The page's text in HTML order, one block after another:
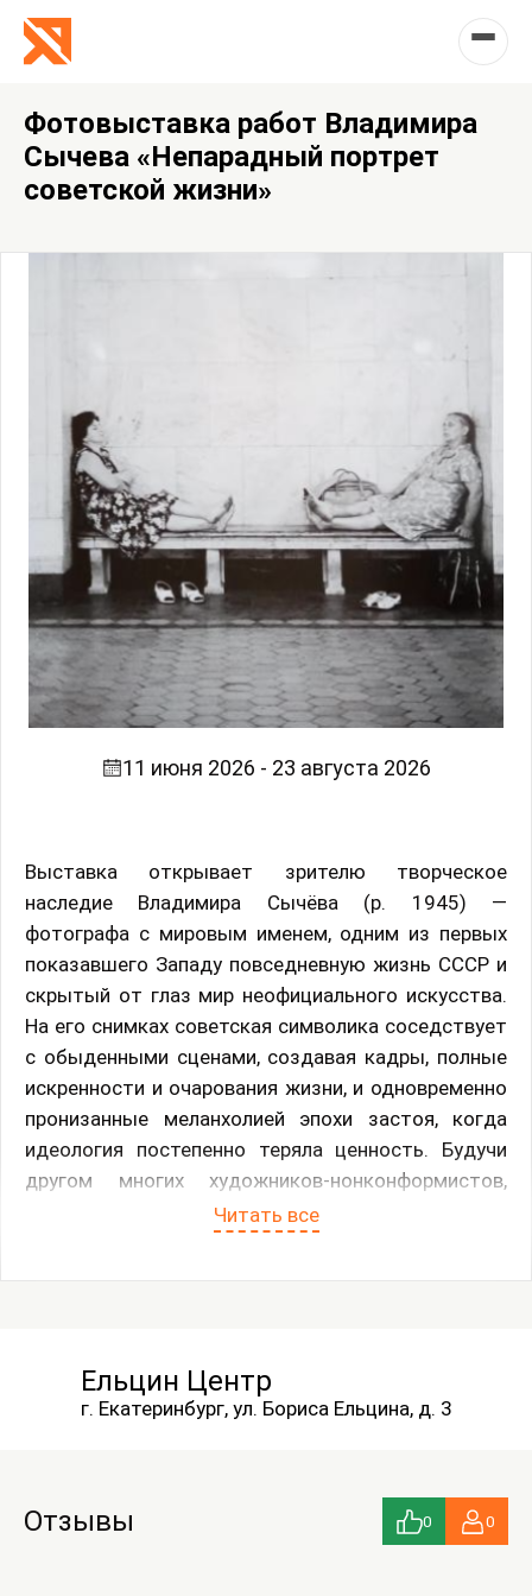
Фотовыставка работ Владимира
Сычева «Непарадный портрет
советской жизни»
11 июня 2026 - 23 августа 2026
Выставка открывает зрителю творческое
наследие Владимира Сычёва (р. 1945) —
фотографа с мировым именем, одним из первых
показавшего Западу повседневную жизнь СССР и
скрытый от глаз мир неофициального искусства.
На его снимках советская символика соседствует
с обыденными сценами, создавая кадры, полные
искренности и очарования жизни, и одновременно
пронизанные меланхолией эпохи застоя, когда
идеология постепенно теряла ценность. Будучи
другом многих художников-нонконформистов,
среди которых Оскар Рабин, Илья Кабаков, Эдуард
выставки — сначала в Беляеве («Бульдозерная»
выставка), затем в Измайлове.
андеграунда» и «Выставка в Измайлове». Первые
два существуют не изолированно, а вплетены друг
Читать все
Ельцин Центр
г. Екатеринбург, ул. Бориса Ельцина, д. 3
Отзывы 0 0